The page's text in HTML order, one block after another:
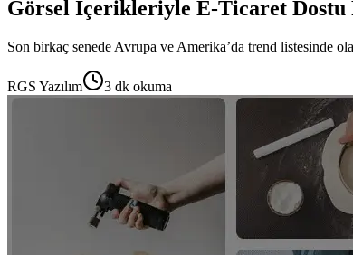
Görsel İçerikleriyle E-Ticaret Dostu
Son birkaç senede Avrupa ve Amerika’da trend listesinde
RGS Yazılım 3 dk okuma